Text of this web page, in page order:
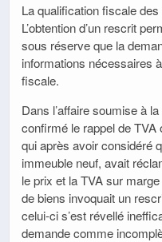
La qualification fiscale
L’obtention d’un rescrit
sous réserve que la
informations nécessaires
fiscale.
Dans l’affaire soumise à
confirmé le rappel de TVA
qui après avoir considéré
immeuble neuf, avait
le prix et la TVA sur
de biens invoquait un
celui-ci s’est révellé
demande comme